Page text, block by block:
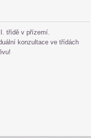
třídě v přízemí.
konzultace ve třídách